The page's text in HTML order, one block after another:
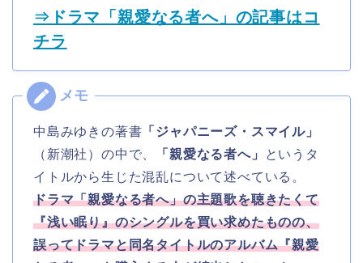
⇒ドラマ「親愛なる者へ」の記事はコ
チラ
中島みゆきの著書 「ジャパニーズ・スマイル」
（新潮社）の中で、
「親愛なる者へ」
というタ
イトルから生じた混乱について述べている。
ドラマ「親愛なる者へ」の主題歌を聴きたくて
『浅い眠り』のシングルを買い求めたものの、
誤ってドラマと同名タイトルのアルバム『親愛